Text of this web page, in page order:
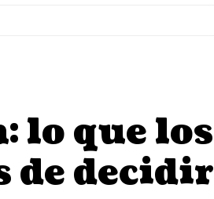
lo que los
de decidir